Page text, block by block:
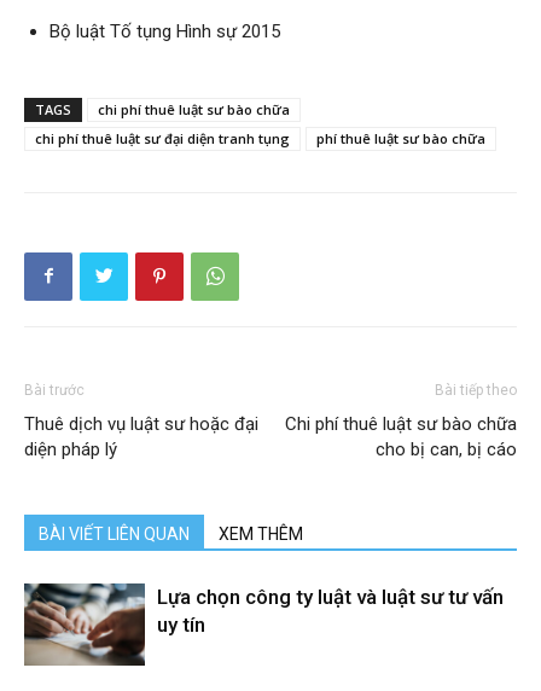
Bộ luật Tố tụng Hình sự 2015
TAGS
chi phí thuê luật sư bào chữa
chi phí thuê luật sư đại diện tranh tụng
phí thuê luật sư bào chữa
Bài trước
Thuê dịch vụ luật sư hoặc đại
diện pháp lý
Bài tiếp theo
Chi phí thuê luật sư bào chữa
cho bị can, bị cáo
BÀI VIẾT LIÊN QUAN XEM THÊM
Lựa chọn công ty luật và luật sư tư vấn
uy tín